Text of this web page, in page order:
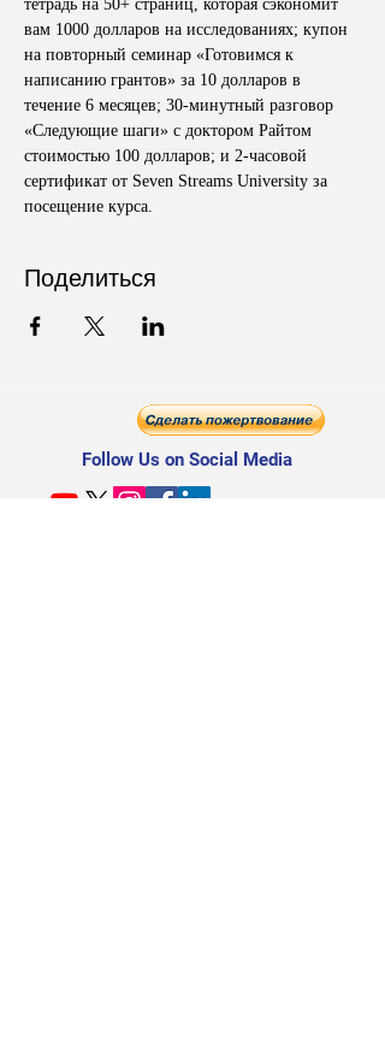
тетрадь на 50+ страниц, которая сэкономит
вам 1000 долларов на исследованиях; купон
на повторный семинар «Готовимся к
написанию грантов» за 10 долларов в
течение 6 месяцев; 30-минутный разговор
«Следующие шаги» с доктором Райтом
стоимостью 100 долларов; и 2-часовой
сертификат от Seven Streams University за
посещение курса.
Поделиться
Follow Us on Social Media